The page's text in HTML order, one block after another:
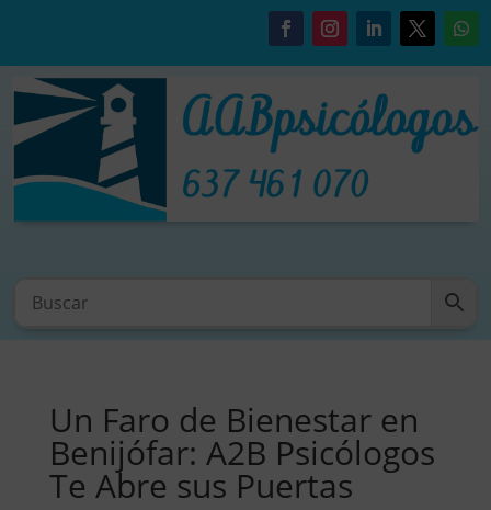
Un Faro de Bienestar en
Benijófar: A2B Psicólogos
Te Abre sus Puertas